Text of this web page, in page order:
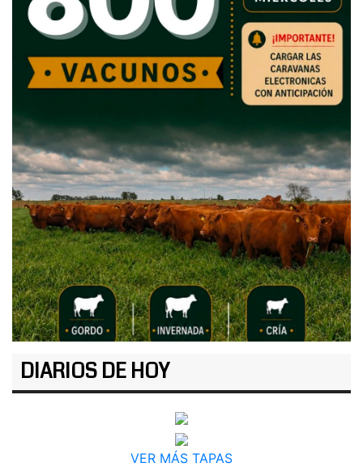
DIARIOS DE HOY
VER MÁS TAPAS